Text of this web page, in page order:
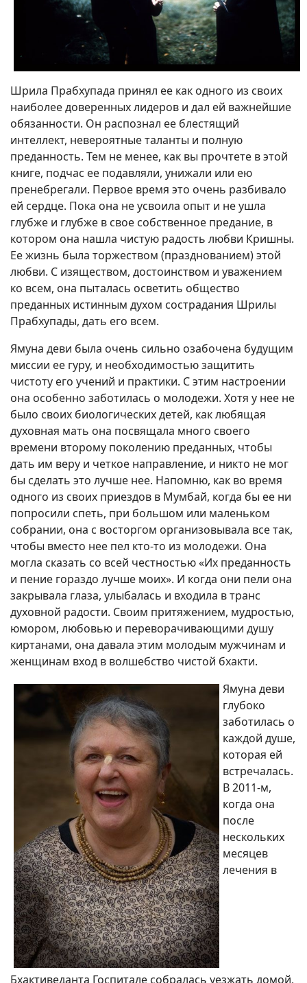
Шрила Прабхупада принял ее как одного из своих
наиболее доверенных лидеров и дал ей важнейшие
обязанности. Он распознал ее блестящий
интеллект, невероятные таланты и полную
преданность. Тем не менее, как вы прочтете в этой
книге, подчас ее подавляли, унижали или ею
пренебрегали. Первое время это очень разбивало
ей сердце. Пока она не усвоила опыт и не ушла
глубже и глубже в свое собственное предание, в
котором она нашла чистую радость любви Кришны.
Ее жизнь была торжеством (празднованием) этой
любви. С изяществом, достоинством и уважением
ко всем, она пыталась осветить общество
преданных истинным духом сострадания Шрилы
Прабхупады, дать его всем.
Ямуна деви была очень сильно озабочена будущим
миссии ее гуру, и необходимостью защитить
чистоту его учений и практики. С этим настроении
она особенно заботилась о молодежи. Хотя у нее не
было своих биологических детей, как любящая
духовная мать она посвящала много своего
времени второму поколению преданных, чтобы
дать им веру и четкое направление, и никто не мог
бы сделать это лучше нее. Напомню, как во время
одного из своих приездов в Мумбай, когда бы ее ни
попросили спеть, при большом или маленьком
собрании, она с восторгом организовывала все так,
чтобы вместо нее пел кто-то из молодежи. Она
могла сказать со всей честностью «Их преданность
и пение гораздо лучше моих». И когда они пели она
закрывала глаза, улыбалась и входила в транс
духовной радости. Своим притяжением, мудростью,
юмором, любовью и переворачивающими душу
киртанами, она давала этим молодым мужчинам и
женщинам вход в волшебство чистой бхакти.
Ямуна деви
глубоко
заботилась о
каждой душе,
которая ей
встречалась.
В 2011-м,
когда она
после
нескольких
месяцев
лечения в
Бхактиведанта Госпитале собралась уезжать домой,